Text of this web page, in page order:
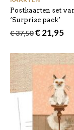
Postkaarten set
‘Surprise pack’
€37,50
€ 37,50.
€21,95
€